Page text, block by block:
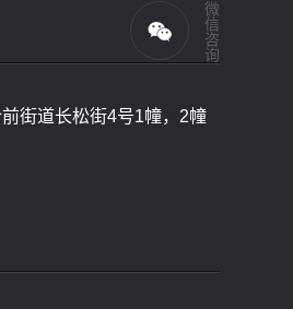
微信咨询
街道长松街4号1幢，2幢